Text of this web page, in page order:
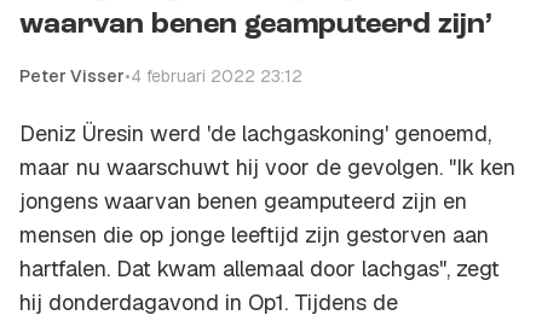
waarvan benen geamputeerd zijn’
Peter Visser•4 februari 2022 23:12
Deniz Üresin werd 'de lachgaskoning' genoemd,
maar nu waarschuwt hij voor de gevolgen. "Ik ken
jongens waarvan benen geamputeerd zijn en
mensen die op jonge leeftijd zijn gestorven aan
hartfalen. Dat kwam allemaal door lachgas", zegt
hij donderdagavond in Op1. Tijdens de